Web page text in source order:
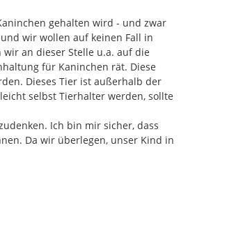
gehalten wird - und zwar
wir wollen auf keinen Fall in
an dieser Stelle u.a. auf die
für Kaninchen rät. Diese
Dieses Tier ist außerhalb der
selbst Tierhalter werden, sollte
Ich bin mir sicher, dass
Da wir überlegen, unser Kind in